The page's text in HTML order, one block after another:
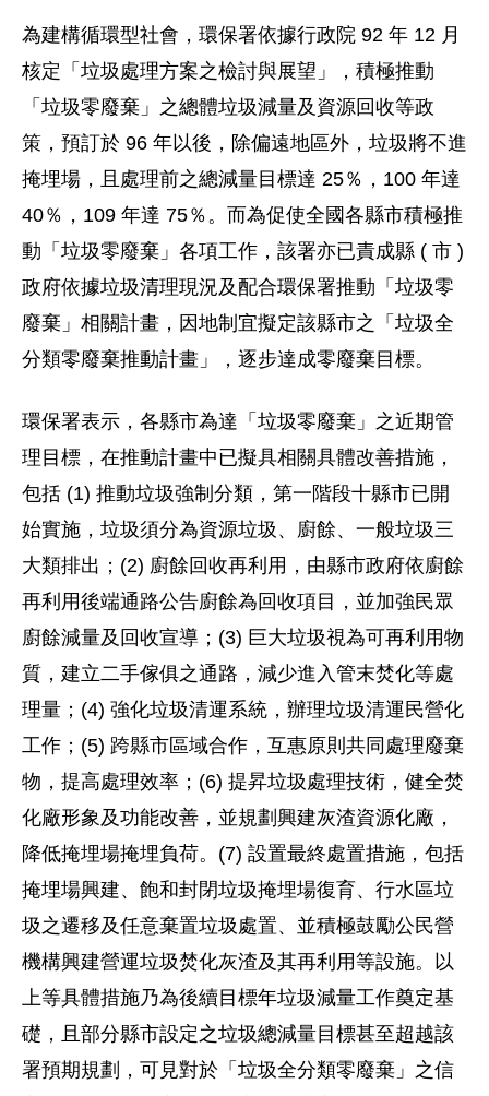
為建構循環型社會，環保署依據行政院 92 年 12 月
核定「垃圾處理方案之檢討與展望」，積極推動
「垃圾零廢棄」之總體垃圾減量及資源回收等政
策，預訂於 96 年以後，除偏遠地區外，垃圾將不進
掩埋場，且處理前之總減量目標達 25％，100 年達
40％，109 年達 75％。而為促使全國各縣市積極推
動「垃圾零廢棄」各項工作，該署亦已責成縣 ( 市 )
政府依據垃圾清理現況及配合環保署推動「垃圾零
廢棄」相關計畫，因地制宜擬定該縣市之「垃圾全
分類零廢棄推動計畫」，逐步達成零廢棄目標。
環保署表示，各縣市為達「垃圾零廢棄」之近期管
理目標，在推動計畫中已擬具相關具體改善措施，
包括 (1) 推動垃圾強制分類，第一階段十縣市已開
始實施，垃圾須分為資源垃圾、廚餘、一般垃圾三
大類排出；(2) 廚餘回收再利用，由縣市政府依廚餘
再利用後端通路公告廚餘為回收項目，並加強民眾
廚餘減量及回收宣導；(3) 巨大垃圾視為可再利用物
質，建立二手傢俱之通路，減少進入管末焚化等處
理量；(4) 強化垃圾清運系統，辦理垃圾清運民營化
工作；(5) 跨縣市區域合作，互惠原則共同處理廢棄
物，提高處理效率；(6) 提昇垃圾處理技術，健全焚
化廠形象及功能改善，並規劃興建灰渣資源化廠，
降低掩埋場掩埋負荷。(7) 設置最終處置措施，包括
掩埋場興建、飽和封閉垃圾掩埋場復育、行水區垃
圾之遷移及任意棄置垃圾處置、並積極鼓勵公民營
機構興建營運垃圾焚化灰渣及其再利用等設施。以
上等具體措施乃為後續目標年垃圾減量工作奠定基
礎，且部分縣市設定之垃圾總減量目標甚至超越該
署預期規劃，可見對於「垃圾全分類零廢棄」之信